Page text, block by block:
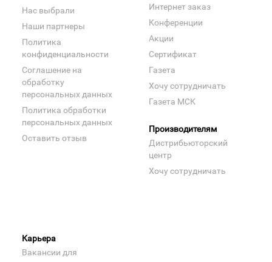
Нас выбрали
Наши партнеры
Политика
конфиденциальности
Соглашение на
обработку
персональных данных
Политика обработки
персональных данных
Оставить отзыв
Интернет заказ
Конференции
Акции
Сертификат
Газета
Хочу сотрудничать
Газета МСК
Производителям
Дистрибьюторский
центр
Хочу сотрудничать
Карьера
Вакансии для